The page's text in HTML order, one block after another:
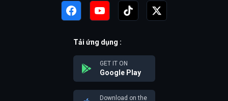
Tải ứng dụng :
GET IT ON
Google Play
Download on the